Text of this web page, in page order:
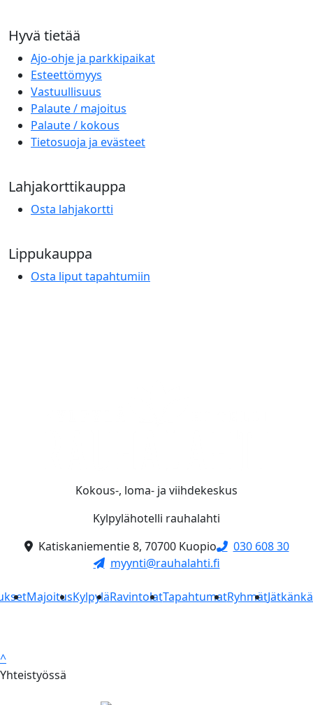
Hyvä tietää
Ajo-ohje ja parkkipaikat
Esteettömyys
Vastuullisuus
Palaute / majoitus
Palaute / kokous
Tietosuoja ja evästeet
Lahjakorttikauppa
Osta lahjakortti
Lippukauppa
Osta liput tapahtumiin
Kokous-, loma- ja viihdekeskus
Kylpylähotelli rauhalahti
Katiskaniementie 8, 70700 Kuopio
030 608 30
myynti@rauhalahti.fi
MajoitusKylpyläRavintolatTapahtumatRyhmät
^
Yhteistyössä